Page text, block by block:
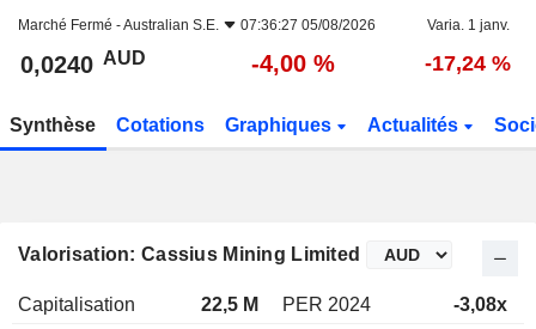
Marché Fermé -Australian S.E. 07:36:27 05/08/2026 Varia. 1 janv.
0,0240 AUD -4,00 % -17,24 %
Synthèse Cotations Graphiques Actualités
Valorisation: Cassius Mining Limited
Capitalisation 22,5 M PER 2024 -3,08x